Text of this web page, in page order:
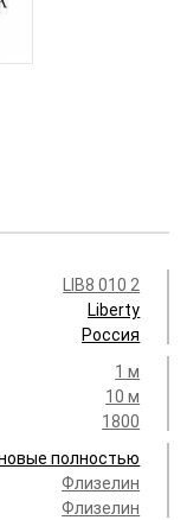
LIB8 010 2
Liberty
Россия
1 м
10 м
1800
полностью
Флизелин
Флизелин